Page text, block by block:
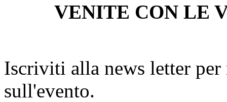
VENITE CON LE
Iscriviti alla news letter
sull'evento.